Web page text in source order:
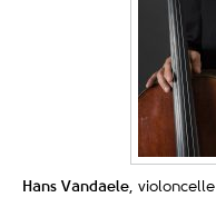
Hans Vandaele , violoncelle